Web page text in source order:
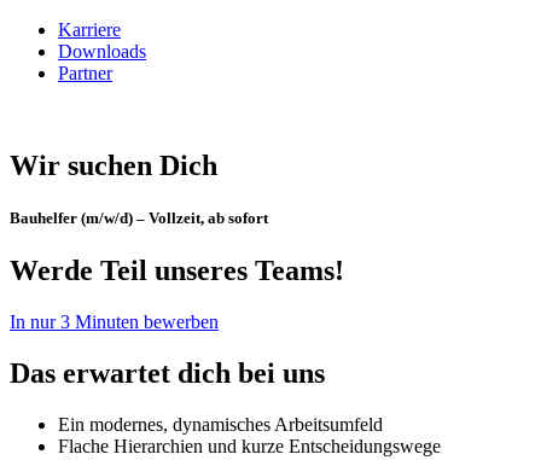
Karriere
Downloads
Partner
Wir suchen Dich
Bauhelfer (m/w/d) – Vollzeit, ab sofort
Werde Teil unseres Teams!
In nur 3 Minuten bewerben
Das erwartet dich bei uns
Ein modernes, dynamisches Arbeitsumfeld
Flache Hierarchien und kurze Entscheidungswege